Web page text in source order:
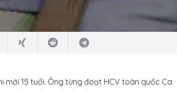
mới 15 tuổi. Ông từng đoạt HCV toàn quốc Ca